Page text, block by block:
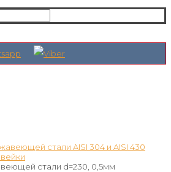
стали AISI 304 и AISI 430
стали d=230, 0,5мм